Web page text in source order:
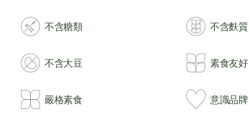
意識品牌
不含糖類 不含麩質
不含大豆 素食友好
嚴格素食